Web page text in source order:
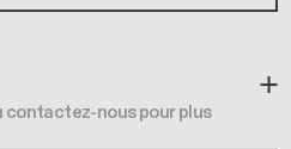
contactez-nous pour plus